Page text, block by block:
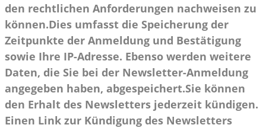
den rechtlichen Anforderungen nachweisen zu
können.Dies umfasst die Speicherung der
Zeitpunkte der Anmeldung und Bestätigung
sowie Ihre IP-Adresse. Ebenso werden weitere
Daten, die Sie bei der Newsletter-Anmeldung
angegeben haben, abgespeichert.Sie können
den Erhalt des Newsletters jederzeit kündigen.
Einen Link zur Kündigung des Newsletters